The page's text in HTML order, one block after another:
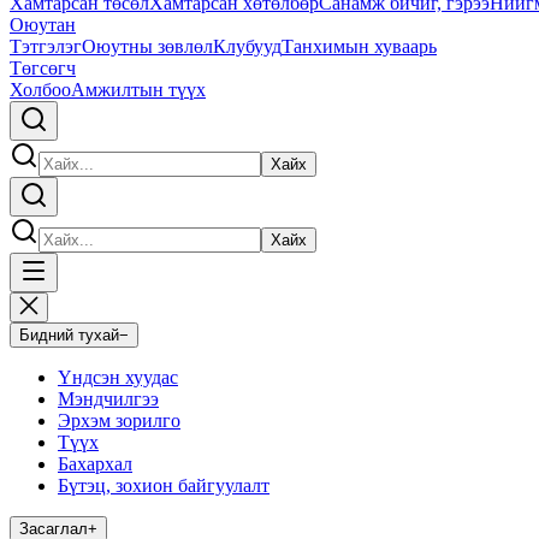
Оюутан
ТэтгэлэгОюутны зөвлөлКлубуудТанхимын хуваарь
Төгсөгч
ХолбооАмжилтын түүх
Хайх
Хайх
Бидний тухай−
Үндсэн хуудас
Мэндчилгээ
Эрхэм зорилго
Түүх
Бахархал
Бүтэц, зохион байгуулалт
Засаглал+